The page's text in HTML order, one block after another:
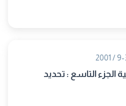
الواقيات المطاطية الجزء التاسع : تحديد